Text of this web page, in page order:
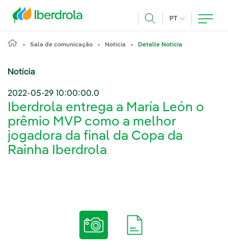
PT IDIOMA ATUAL,
Sala de comunicação Notícia Detalle Notícia
Notícia
2022-05-29 10:00:00.0
Iberdrola entrega a María León o
prêmio MVP como a melhor
jogadora da final da Copa da
Rainha Iberdrola